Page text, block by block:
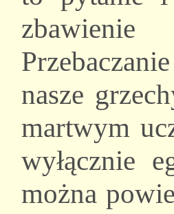
nasze
martwym
wyłącznie
można